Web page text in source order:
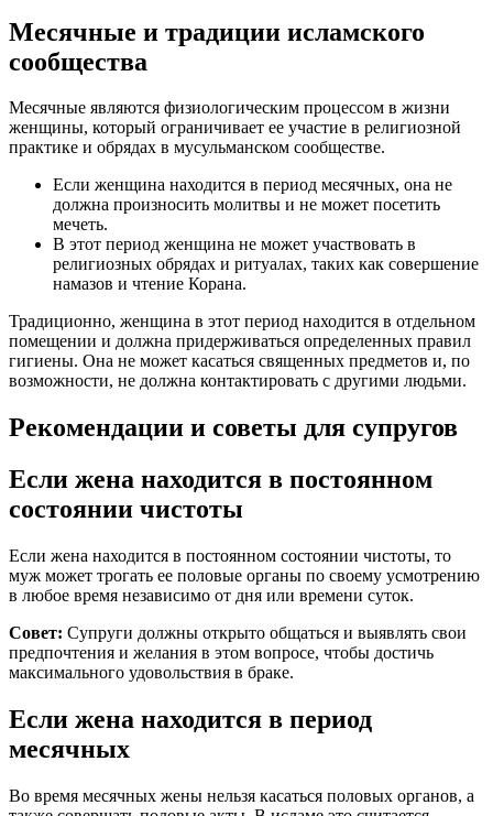
Месячные и традиции исламского
сообщества
Месячные являются физиологическим процессом в жизни
женщины, который ограничивает ее участие в религиозной
практике и обрядах в мусульманском сообществе.
Если женщина находится в период месячных, она не
должна произносить молитвы и не может посетить
мечеть.
В этот период женщина не может участвовать в
религиозных обрядах и ритуалах, таких как совершение
намазов и чтение Корана.
Традиционно, женщина в этот период находится в отдельном
помещении и должна придерживаться определенных правил
гигиены. Она не может касаться священных предметов и, по
возможности, не должна контактировать с другими людьми.
Рекомендации и советы для супругов
Если жена находится в постоянном
состоянии чистоты
Если жена находится в постоянном состоянии чистоты, то
муж может трогать ее половые органы по своему усмотрению
в любое время независимо от дня или времени суток.
Совет: Супруги должны открыто общаться и выявлять свои
предпочтения и желания в этом вопросе, чтобы достичь
максимального удовольствия в браке.
Если жена находится в период
месячных
Во время месячных жены нельзя касаться половых органов, а